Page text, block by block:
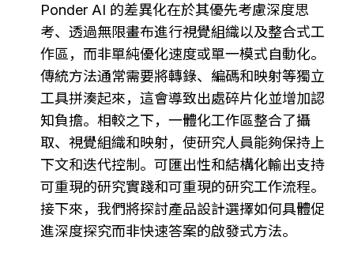
Ponder AI 的差異化在於其優先考慮深度思
考、透過無限畫布進行視覺組織以及整合式工
作區，而非單純優化速度或單一模式自動化。
傳統方法通常需要將轉錄、編碼和映射等獨立
工具拼湊起來，這會導致出處碎片化並增加認
知負擔。相較之下，一體化工作區整合了攝
取、視覺組織和映射，使研究人員能夠保持上
下文和迭代控制。可匯出性和結構化輸出支持
可重現的研究實踐和可重現的研究工作流程。
接下來，我們將探討產品設計選擇如何具體促
進深度探究而非快速答案的啟發式方法。